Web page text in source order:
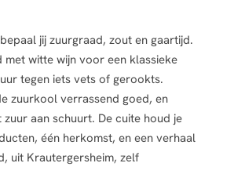
jij zuurgraad, zout en gaartijd.
witte wijn voor een klassieke
tegen iets vets of gerookts.
zuurkool verrassend goed, en
aan schuurt. De cuite houd je
één herkomst, en een verhaal
uit Krautergersheim, zelf